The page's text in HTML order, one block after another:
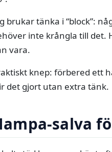
brukar tänka i “block”:
inte krångla till det.
vara.
knep: förbered ett
det gjort utan extra tänk.